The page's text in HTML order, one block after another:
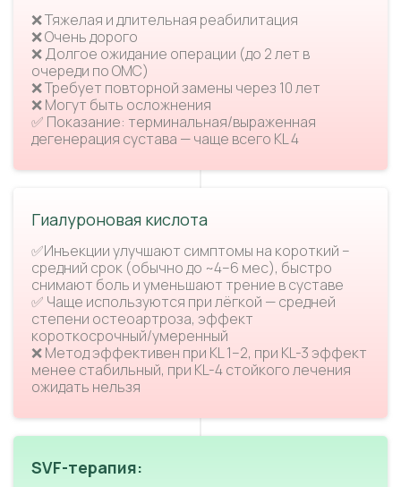
❌ Тяжелая и длительная реабилитация
❌ Очень дорого
❌ Долгое ожидание операции (до 2 лет в
очереди по ОМС)
❌ Требует повторной замены через 10 лет
❌ Могут быть осложнения
✅ Показание: терминальная/выраженная
дегенерация сустава — чаще всего KL 4
Гиалуроновая кислота
✅Инъекции улучшают симптомы на короткий –
средний срок (обычно до ~4–6 мес), быстро
снимают боль и уменьшают трение в суставе
✅ Чаще используются при лёгкой — средней
степени остеоартроза, эффект
короткосрочный/умеренный
❌ Метод эффективен при KL 1–2, при KL-3 эффект
менее стабильный, при KL-4 стойкого лечения
ожидать нельзя
SVF-терапия: